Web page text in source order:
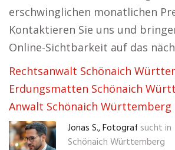
erschwinglichen monatlichen
Kontaktieren Sie uns und
Online-Sichtbarkeit auf das
Rechtsanwalt Schönaich
Erdungsmatten Schönaich
Anwalt Schönaich Württemberg
Jonas S., Fotograf sucht in
Schönaich Württemberg